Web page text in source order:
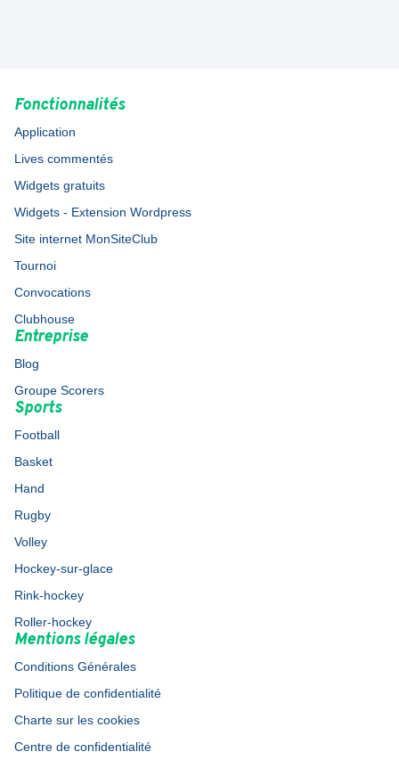
Fonctionnalités
Application
Lives commentés
Widgets gratuits
Widgets - Extension Wordpress
Site internet MonSiteClub
Tournoi
Convocations
Clubhouse
Entreprise
Blog
Groupe Scorers
Sports
Football
Basket
Hand
Rugby
Volley
Hockey-sur-glace
Rink-hockey
Roller-hockey
Mentions légales
Conditions Générales
Politique de confidentialité
Charte sur les cookies
Centre de confidentialité